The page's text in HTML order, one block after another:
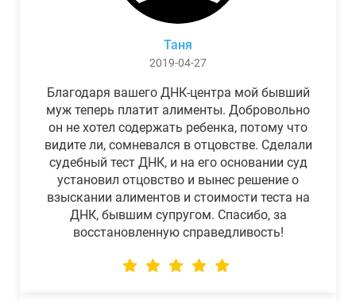
Таня
2019-04-27
Благодаря вашего ДНК-центра мой бывший
муж теперь платит алименты. Добровольно
он не хотел содержать ребенка, потому что
видите ли, сомневался в отцовстве. Сделали
судебный тест ДНК, и на его основании суд
установил отцовство и вынес решение о
взыскании алиментов и стоимости теста на
ДНК, бывшим супругом. Спасибо, за
восстановленную справедливость!